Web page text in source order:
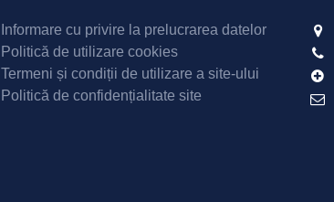
Informare cu privire la prelucrarea datelor
Politică de utilizare cookies
Termeni și condiții de utilizare a site-ului
Politică de confidențialitate site